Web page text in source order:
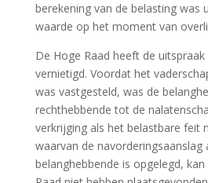
berekening van de belasting was
waarde op het moment van
De Hoge Raad heeft de
vernietigd. Voordat het
was vastgesteld, was de
rechthebbende tot de
verkrijging als het belastbare feit
waarvan de navorderingsaanslag
belanghebbende is opgelegd,